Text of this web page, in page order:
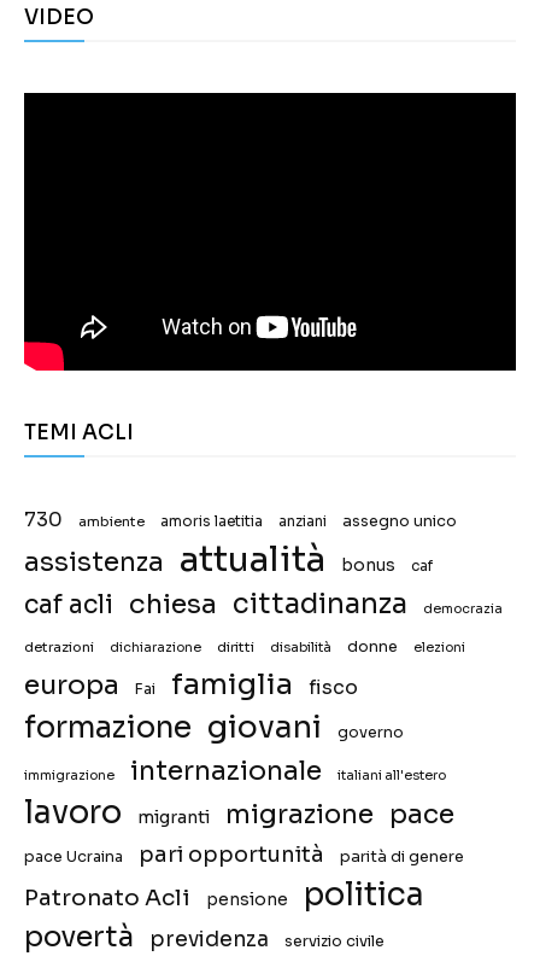
VIDEO
TEMI ACLI
730 ambiente amoris laetitia anziani assegno unico
assistenza attualità bonus caf
caf acli chiesa cittadinanza democrazia
detrazioni dichiarazione diritti disabilità donne elezioni
europa Fai famiglia fisco
formazione giovani governo
immigrazione internazionale italiani all'estero
lavoro migranti migrazione pace
pace Ucraina pari opportunità parità di genere
Patronato Acli pensione politica
povertà previdenza servizio civile